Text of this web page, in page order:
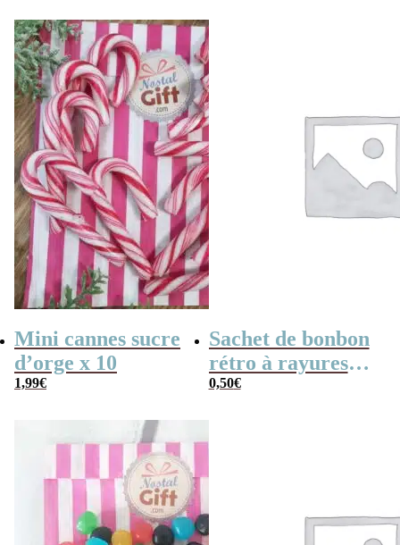
Mini cannes sucre
d’orge x 10
1,99€
Sachet de bonbon
rétro à rayures
roses et blanches
0,50€